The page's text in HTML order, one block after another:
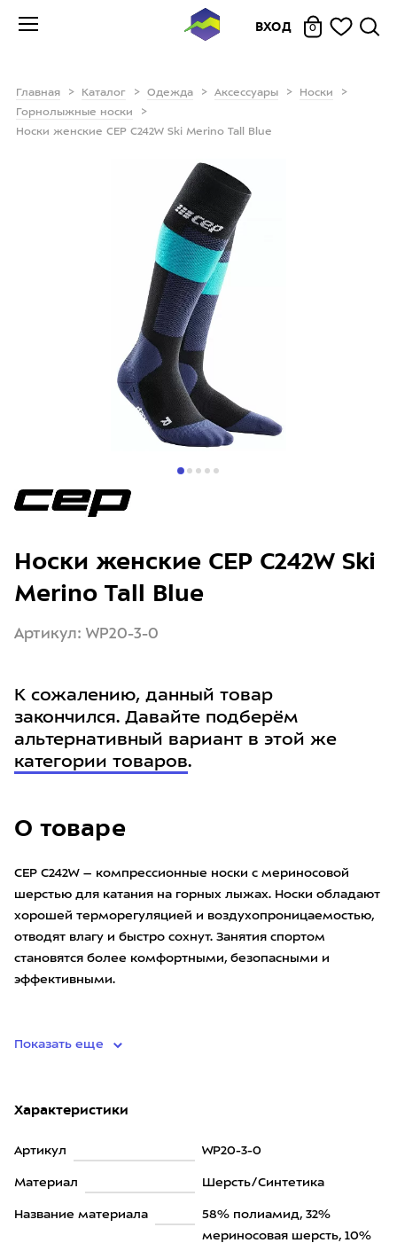
ВХОД 0
Главная Каталог Одежда Аксессуары
Носки
Горнолыжные носки
Носки женские CEP C242W Ski Merino Tall Blue
О товаре
CEP C242W – компрессионные носки с мериносовой
шерстью для катания на горных лыжах. Носки обладают
хорошей терморегуляцией и воздухопроницаемостью,
отводят влагу и быстро сохнут. Занятия спортом
становятся более комфортными, безопасными и
эффективными.
Показать еще
Характеристики
Артикул WP20-3-0
Материал Шерсть/Синтетика
Название материала
58% полиамид, 32%
мериносовая шерсть, 10%
Носки женские CEP C242W Ski
Merino Tall Blue
Артикул: WP20-3-0
К сожалению, данный товар
закончился. Давайте подберём
альтернативный вариант в этой же
категории товаров.